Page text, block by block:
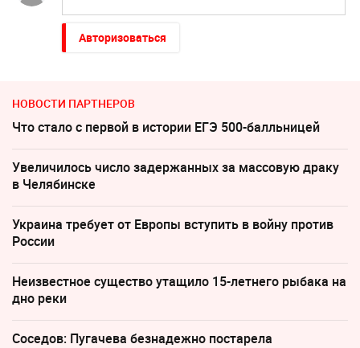
Авторизоваться
НОВОСТИ ПАРТНЕРОВ
Что стало с первой в истории ЕГЭ 500-балльницей
Увеличилось число задержанных за массовую драку
в Челябинске
Украина требует от Европы вступить в войну против
России
Неизвестное существо утащило 15-летнего рыбака на
дно реки
Соседов: Пугачева безнадежно постарела